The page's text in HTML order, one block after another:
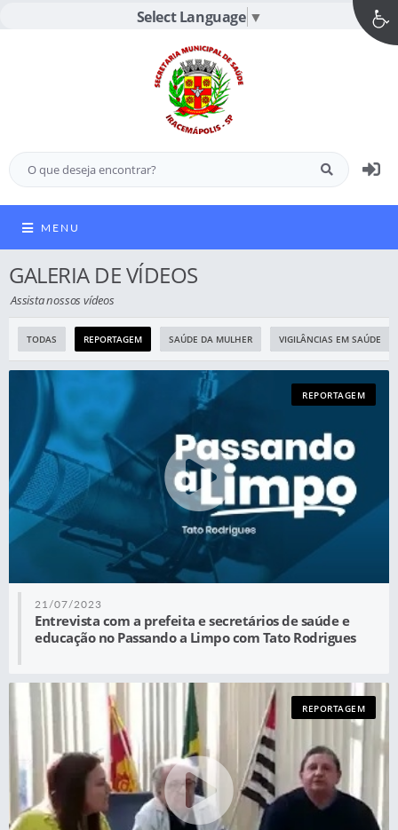
Select Language ▼
MENU
GALERIA DE VÍDEOS
Assista nossos vídeos
TODAS REPORTAGEM SAÚDE DA MULHER VIGILÂNCIAS EM SAÚDE
21/07/2023
Entrevista com a prefeita e secretários de saúde e
educação no Passando a Limpo com Tato Rodrigues
REPORTAGEM
REPORTAGEM